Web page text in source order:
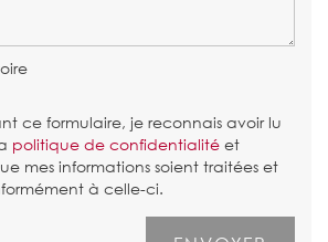
ce formulaire, je reconnais avoir lu
politique de confidentialité et
mes informations soient traitées et
à celle-ci.